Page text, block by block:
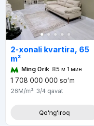
2-xonali kvartira, 65
m²
Ming Orik 85 м 1 мин
1 708 000 000 soʻm
26M/m² 3/4 qavat
Qoʻngʻiroq